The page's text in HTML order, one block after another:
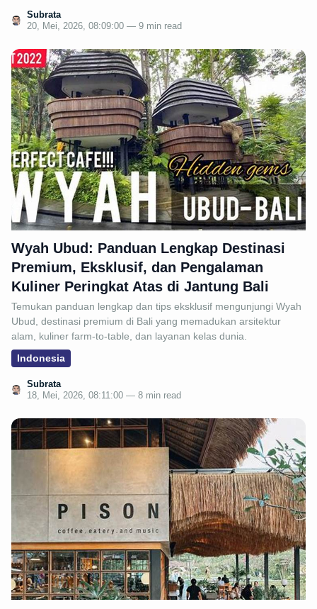
Subrata
20, Mei, 2026, 08:09:00 — 9 min read
Wyah Ubud: Panduan Lengkap Destinasi
Premium, Eksklusif, dan Pengalaman
Kuliner Peringkat Atas di Jantung Bali
Temukan panduan lengkap dan tips eksklusif mengunjungi Wyah
Ubud, destinasi premium di Bali yang memadukan arsitektur
alam, kuliner farm-to-table, dan layanan kelas dunia.
Indonesia
Subrata
18, Mei, 2026, 08:11:00 — 8 min read